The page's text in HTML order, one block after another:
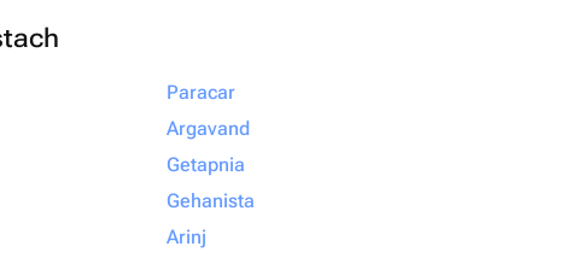
Paracar
Argavand
Getapnia
Gehanista
Arinj